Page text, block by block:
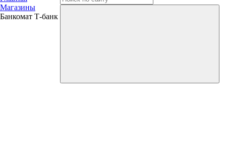
Магазины
Банкомат Т-банк